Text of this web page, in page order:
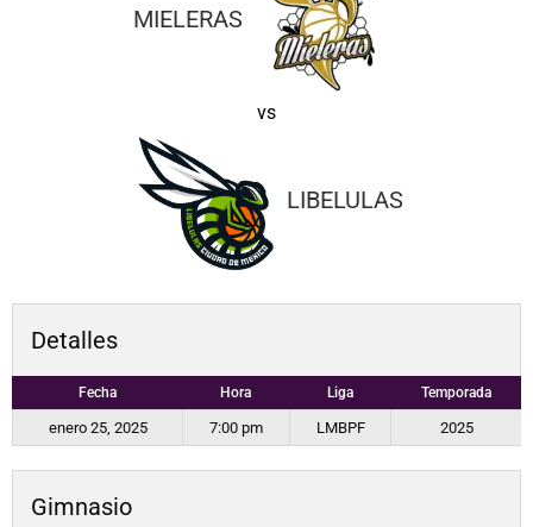
MIELERAS
vs
LIBELULAS
Detalles
Fecha Hora Liga Temporada
enero 25, 2025 7:00 pm LMBPF 2025
Gimnasio